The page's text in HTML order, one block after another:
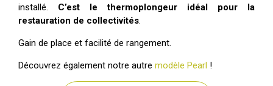
installé. C’est le thermoplongeur idéal pour la
restauration de collectivités
Gain de place et facilité de rangement.
Découvrez également notre autre modèle Pearl !